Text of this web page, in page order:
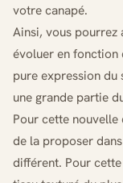
votre canapé.
Ainsi, vous
évoluer en fonction
pure expression du
une grande partie
Pour cette
de la proposer
différent. Pour